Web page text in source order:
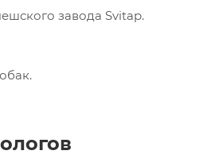
завода Svitap.